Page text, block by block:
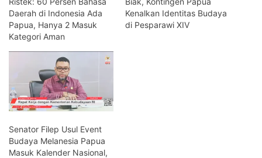
Daerah di Indonesia Ada
Papua, Hanya 2 Masuk
Kategori Aman
Kenalkan Identitas Budaya
di Pesparawi XIV
Senator Filep Usul Event
Budaya Melanesia Papua
Masuk Kalender Nasional,